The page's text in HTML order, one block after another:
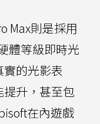
Max則是採用
體等級即時光
的光影表
升，甚至包
在內遊戲